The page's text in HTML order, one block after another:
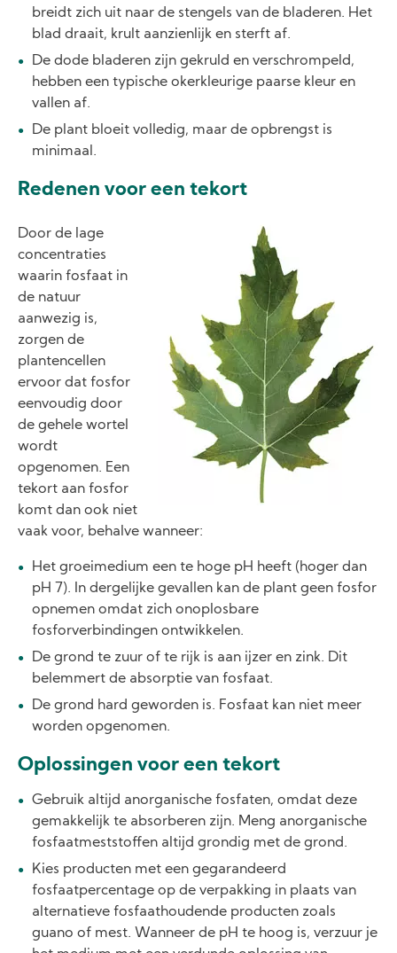
breidt zich uit naar de stengels van de bladeren. Het
blad draait, krult aanzienlijk en sterft af.
De dode bladeren zijn gekruld en verschrompeld,
hebben een typische okerkleurige paarse kleur en
vallen af.
De plant bloeit volledig, maar de opbrengst is
minimaal.
Redenen voor een tekort
Door de lage
concentraties
waarin fosfaat in
de natuur
aanwezig is,
zorgen de
plantencellen
ervoor dat fosfor
eenvoudig door
de gehele wortel
wordt
opgenomen. Een
tekort aan fosfor
komt dan ook niet
vaak voor, behalve wanneer:
Het groeimedium een te hoge pH heeft (hoger dan
pH 7). In dergelijke gevallen kan de plant geen fosfor
opnemen omdat zich onoplosbare
fosforverbindingen ontwikkelen.
De grond te zuur of te rijk is aan ijzer en zink. Dit
belemmert de absorptie van fosfaat.
De grond hard geworden is. Fosfaat kan niet meer
worden opgenomen.
Oplossingen voor een tekort
Gebruik altijd anorganische fosfaten, omdat deze
gemakkelijk te absorberen zijn. Meng anorganische
fosfaatmeststoffen altijd grondig met de grond.
Kies producten met een gegarandeerd
fosfaatpercentage op de verpakking in plaats van
alternatieve fosfaathoudende producten zoals
guano of mest. Wanneer de pH te hoog is, verzuur je